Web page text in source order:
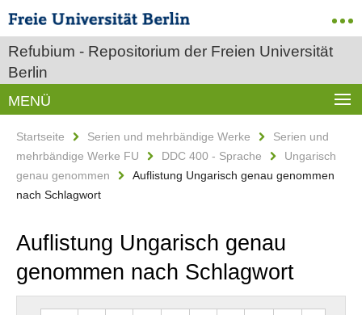
Refubium - Repositorium der Freien Universität
Berlin
MENÜ
Startseite Serien und mehrbändige Werke
Serien und
mehrbändige Werke FU
DDC 400 - Sprache
Ungarisch
genau genommen
Auflistung Ungarisch genau genommen
nach Schlagwort
Auflistung Ungarisch genau
genommen nach Schlagwort